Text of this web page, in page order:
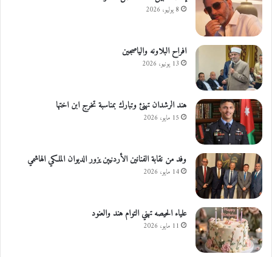
8 يوليو، 2026
افراح البلاونه والياصجين
13 يونيو، 2026
هند الرشدان تهنئ وتبارك بمناسبة تخرج ابن اختها
15 مايو، 2026
وفد من نقابة الفنانين الأردنيين يزور الديوان الملكي الهاشمي
14 مايو، 2026
علياء الحيصه تهني التوام هند والعنود
11 مايو، 2026